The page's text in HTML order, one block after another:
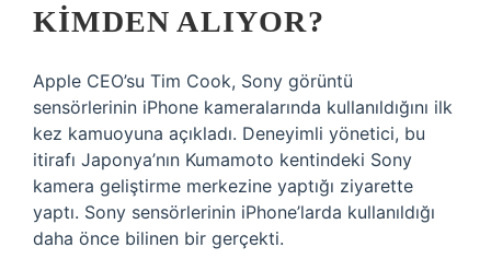
KIMDEN ALIYOR?
Apple CEO’su Tim Cook, Sony görüntü
sensörlerinin iPhone kameralarında kullanıldığını ilk
kez kamuoyuna açıkladı. Deneyimli yönetici, bu
itirafı Japonya’nın Kumamoto kentindeki Sony
kamera geliştirme merkezine yaptığı ziyarette
yaptı. Sony sensörlerinin iPhone’larda kullanıldığı
daha önce bilinen bir gerçekti.